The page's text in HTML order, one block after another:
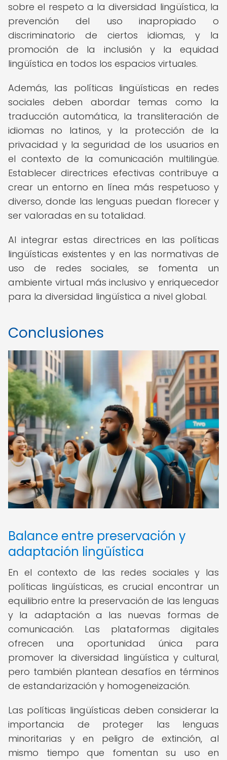
sobre el respeto a la diversidad lingüística, la
prevención del uso inapropiado o
discriminatorio de ciertos idiomas, y la
promoción de la inclusión y la equidad
lingüística en todos los espacios virtuales.
Además, las políticas lingüísticas en redes
sociales deben abordar temas como la
traducción automática, la transliteración de
idiomas no latinos, y la protección de la
privacidad y la seguridad de los usuarios en
el contexto de la comunicación multilingüe.
Establecer directrices efectivas contribuye a
crear un entorno en línea más respetuoso y
diverso, donde las lenguas puedan florecer y
ser valoradas en su totalidad.
Al integrar estas directrices en las políticas
lingüísticas existentes y en las normativas de
uso de redes sociales, se fomenta un
ambiente virtual más inclusivo y enriquecedor
para la diversidad lingüística a nivel global.
Conclusiones
Balance entre preservación y
adaptación lingüística
En el contexto de las redes sociales y las
políticas lingüísticas, es crucial encontrar un
equilibrio entre la preservación de las lenguas
y la adaptación a las nuevas formas de
comunicación. Las plataformas digitales
ofrecen una oportunidad única para
promover la diversidad lingüística y cultural,
pero también plantean desafíos en términos
de estandarización y homogeneización.
Las políticas lingüísticas deben considerar la
importancia de proteger las lenguas
minoritarias y en peligro de extinción, al
mismo tiempo que fomentan su uso en